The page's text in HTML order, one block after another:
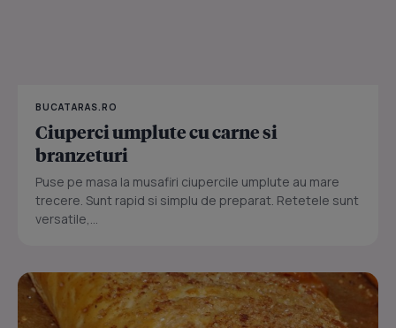
BUCATARAS.RO
Ciuperci umplute cu carne si
branzeturi
Puse pe masa la musafiri ciupercile umplute au mare
trecere. Sunt rapid si simplu de preparat. Retetele sunt
versatile,...